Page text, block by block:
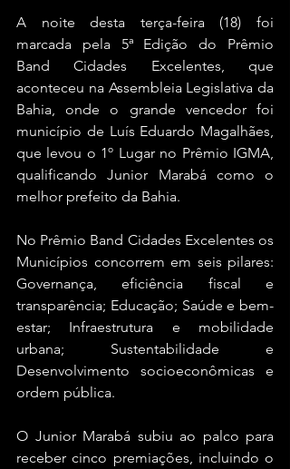
A noite desta terça-feira (18) foi
marcada pela 5ª Edição do Prêmio
Band Cidades Excelentes, que
aconteceu na Assembleia Legislativa da
Bahia, onde o grande vencedor foi
município de Luís Eduardo Magalhães,
que levou o 1º Lugar no Prêmio IGMA,
qualificando Junior Marabá como o
melhor prefeito da Bahia.
No Prêmio Band Cidades Excelentes os
Municípios concorrem em seis pilares:
Governança, eficiência fiscal e
transparência; Educação; Saúde e bem-
estar; Infraestrutura e mobilidade
urbana; Sustentabilidade e
Desenvolvimento socioeconômicas e
ordem pública.
O Junior Marabá subiu ao palco para
receber cinco premiações, incluindo o